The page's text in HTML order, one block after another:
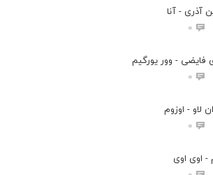
آذری - آنا
0
فایضی - وور یورگیم
0
لاو - اوزوم
0
- اوی اوی